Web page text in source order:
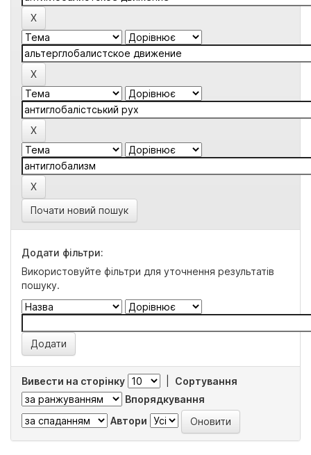
Почати новий пошук
Додати фільтри:
Використовуйте фільтри для уточнення результатів
пошуку.
Вивести на сторінку
Сортування
Впорядкування
Автори